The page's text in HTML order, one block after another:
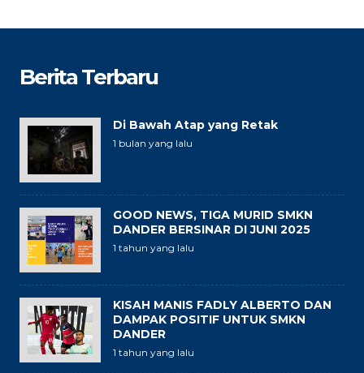
Berita Terbaru
Di Bawah Atap yang Retak
1 bulan yang lalu
GOOD NEWS, TIGA MURID SMKN
DANDER BERSINAR DI JUNI 2025
1 tahun yang lalu
KISAH MANIS FADLY ALBERTO DAN
DAMPAK POSITIF UNTUK SMKN
DANDER
1 tahun yang lalu